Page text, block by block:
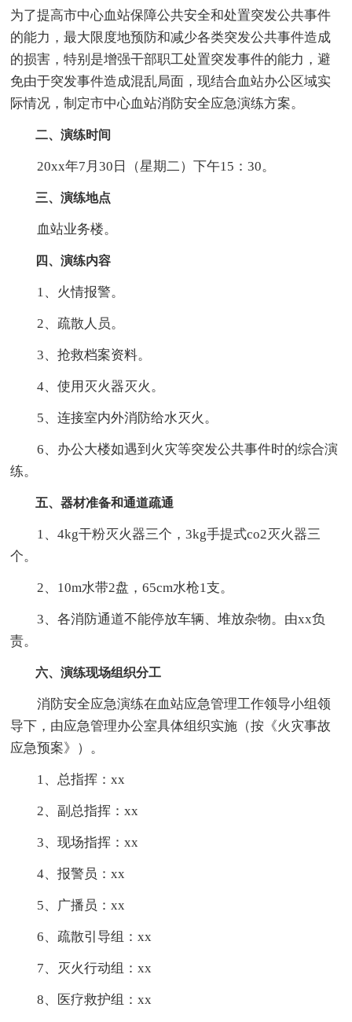
为了提高市中心血站保障公共安全和处置突发公共事件
的能力，最大限度地预防和减少各类突发公共事件造成
的损害，特别是增强干部职工处置突发事件的能力，避
免由于突发事件造成混乱局面，现结合血站办公区域实
际情况，制定市中心血站消防安全应急演练方案。
二、演练时间
20xx年7月30日（星期二）下午15：30。
三、演练地点
血站业务楼。
四、演练内容
1、火情报警。
2、疏散人员。
3、抢救档案资料。
4、使用灭火器灭火。
5、连接室内外消防给水灭火。
6、办公大楼如遇到火灾等突发公共事件时的综合演
练。
五、器材准备和通道疏通
1、4kg干粉灭火器三个，3kg手提式co2灭火器三
个。
2、10m水带2盘，65cm水枪1支。
3、各消防通道不能停放车辆、堆放杂物。由xx负
责。
六、演练现场组织分工
消防安全应急演练在血站应急管理工作领导小组领
导下，由应急管理办公室具体组织实施（按《火灾事故
应急预案》）。
1、总指挥：xx
2、副总指挥：xx
3、现场指挥：xx
4、报警员：xx
5、广播员：xx
6、疏散引导组：xx
7、灭火行动组：xx
8、医疗救护组：xx